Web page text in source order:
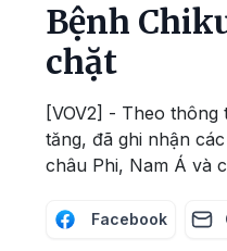
Bệnh
chặt
[VOV2] - Theo
tăng, đã ghi nhận
châu Phi, Nam Á và
Facebook